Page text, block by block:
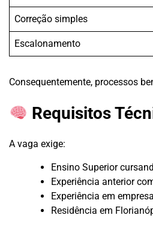
Correção simples
Escalonamento
Consequentemente, processos
Requisitos
A vaga exige:
Ensino Superior
Experiência anterior
Experiência em
Residência em